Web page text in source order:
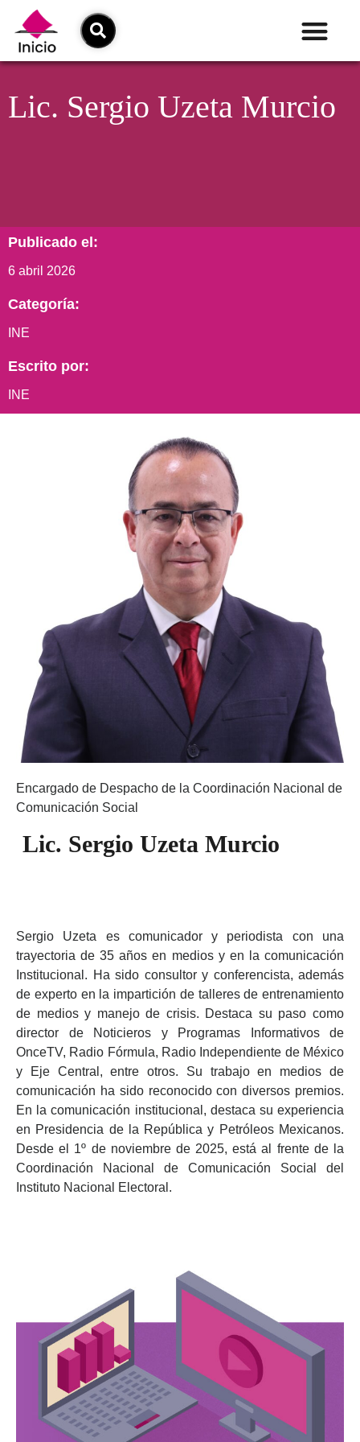
Lic. Sergio Uzeta Murcio
Publicado el:
6 abril 2026
Categoría:
INE
Escrito por:
INE
Encargado de Despacho de la Coordinación Nacional de
Comunicación Social
Lic. Sergio Uzeta Murcio
Sergio Uzeta es comunicador y periodista con una
trayectoria de 35 años en medios y en la comunicación
Institucional. Ha sido consultor y conferencista, además
de experto en la impartición de talleres de entrenamiento
de medios y manejo de crisis. Destaca su paso como
director de Noticieros y Programas Informativos de
OnceTV, Radio Fórmula, Radio Independiente de México
y Eje Central, entre otros. Su trabajo en medios de
comunicación ha sido reconocido con diversos premios.
En la comunicación institucional, destaca su experiencia
en Presidencia de la República y Petróleos Mexicanos.
Desde el 1º de noviembre de 2025, está al frente de la
Coordinación Nacional de Comunicación Social del
Instituto Nacional Electoral.